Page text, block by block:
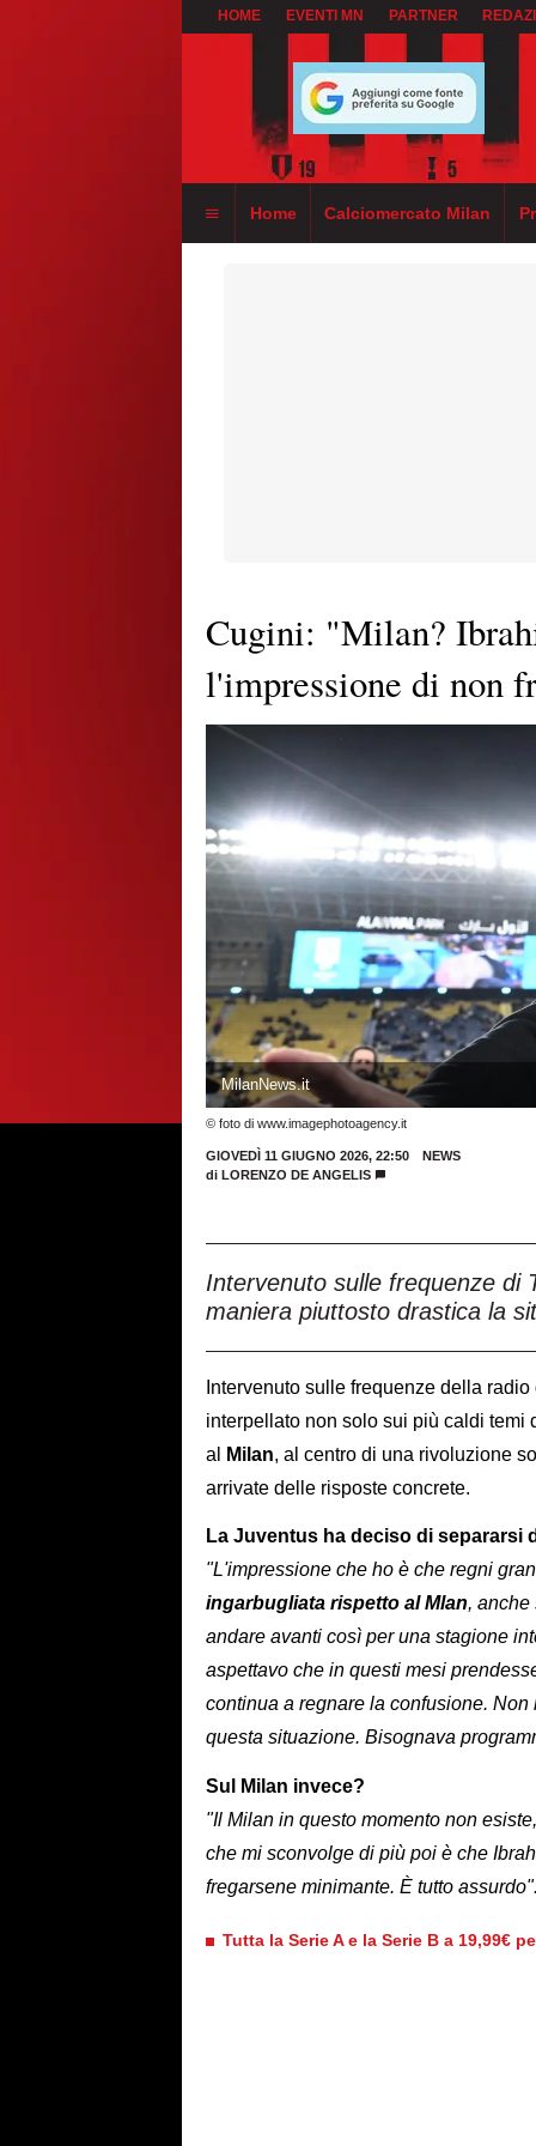
HOME EVENTI MN PARTNER
Home Calciomercato Milan
Cugini: "Milan?
l'impressione di non
MilanNews.it
© foto di www.imagephotoagency.it
GIOVEDÌ 11 GIUGNO 2026, 22:50
NEWS
di LORENZO DE ANGELIS
Intervenuto sulle frequenze di
maniera piuttosto drastica la
Intervenuto sulle frequenze della radio
interpellato non solo sui più caldi temi
al
Milan, al centro di una rivoluzione
arrivate delle risposte concrete.
La Juventus ha deciso di separarsi
"L'impressione che ho è che regni
ingarbugliata rispetto al Mlan, anche
andare avanti così per una stagione
aspettavo che in questi mesi
continua a regnare la confusione.
questa situazione. Bisognava
Sul Milan invece?
"Il Milan in questo momento non
che mi sconvolge di più poi è che
fregarsene minimante. È tutto assurdo".
Tutta la Serie A e la Serie B a 19,99€